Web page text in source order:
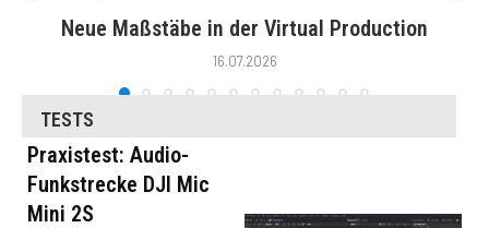
Neue Maßstäbe in der Virtual Production
16.07.2026
TESTS
Praxistest: Audio-
Funkstrecke DJI Mic
Mini 2S